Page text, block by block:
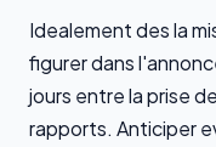
Idealement des la
figurer dans
jours entre la prise
rapports. Anticiper